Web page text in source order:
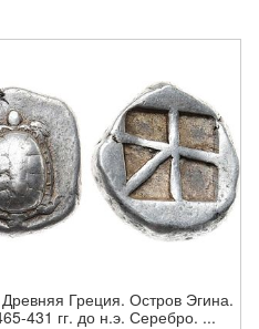
Древняя Греция. Остров Эгина.
431 гг. до н.э. Серебро. ...